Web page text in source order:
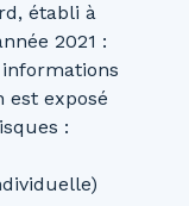
établi à
2021 :
est exposé
: